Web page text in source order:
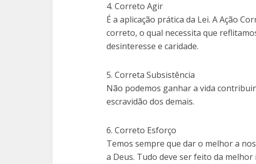
4. Correto Agir
É a aplicação prática da Lei. A Ação
correto, o qual necessita que
desinteresse e caridade.
5. Correta Subsistência
Não podemos ganhar a vida
escravidão dos demais.
6. Correto Esforço
Temos sempre que dar o melhor a
a Deus. Tudo deve ser feito da melhor